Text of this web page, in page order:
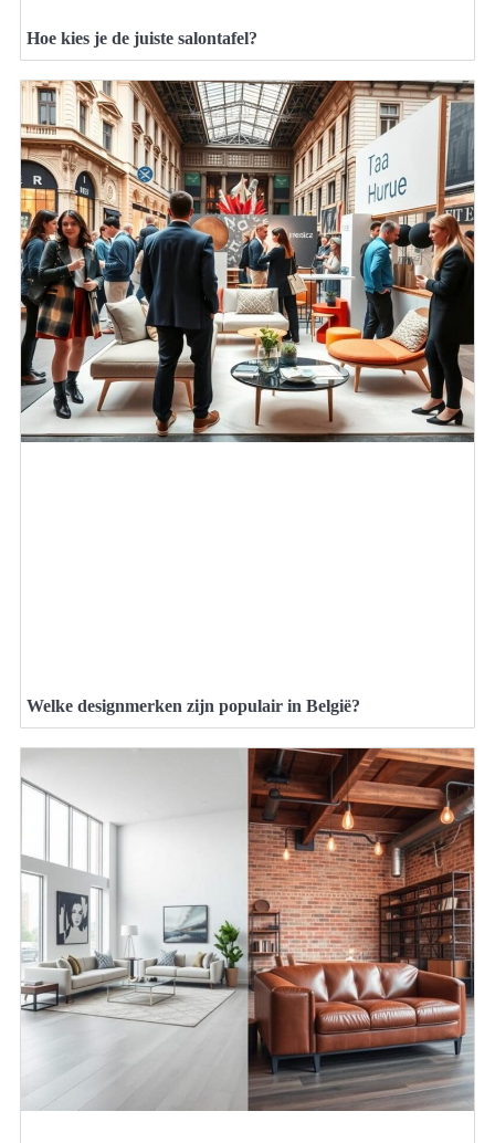
Hoe kies je de juiste salontafel?
Welke designmerken zijn populair in België?